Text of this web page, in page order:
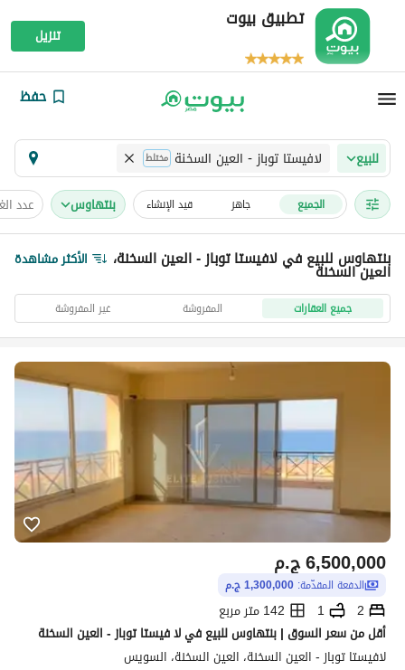
تطبيق بيوت
تنزيل
حفظ
للبيع لافيستا توباز - العين السخنة مختلط
الجميع جاهز قيد الإنشاء بنتهاوس عدد
بنتهاوس للبيع في لافيستا توباز - العين السخنة،
العين السخنة الأكثر مشاهدة
جميع العقارات المفروشة غير المفروشة
ج.م6,500,000
الدفعة المقدّمة: 1,300,000 ج.م
2
1
142 متر مربع
أقل من سعر السوق | بنتهاوس للبيع في لا فيستا توباز - العين السخنة
لافيستا توباز - العين السخنة، العين السخنة، السويس